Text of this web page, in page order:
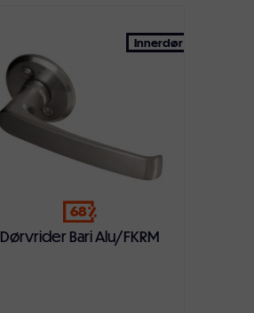
Legg i handlekurven
68
Innerdør
Dørvrider Bari Alu/FKRM